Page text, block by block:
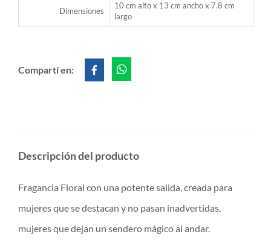
Dimensiones
10 cm alto x 13 cm ancho x 7.8 cm
largo
Compartí en:
Descripción del producto
Fragancia Floral con una potente salida, creada para
mujeres que se destacan y no pasan inadvertidas,
mujeres que dejan un sendero mágico al andar.